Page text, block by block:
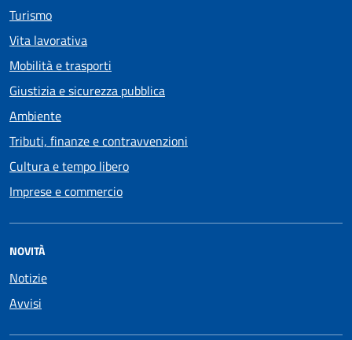
Turismo
Vita lavorativa
Mobilità e trasporti
Giustizia e sicurezza pubblica
Ambiente
Tributi, finanze e contravvenzioni
Cultura e tempo libero
Imprese e commercio
NOVITÀ
Notizie
Avvisi